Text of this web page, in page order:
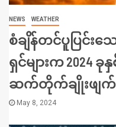
NEWS WEATHER
စံချိန်တင်ပူပြင်းသ
ရှင်များက 2024
ဆက်တိုက်ချိုးဖျ
May 8, 2024